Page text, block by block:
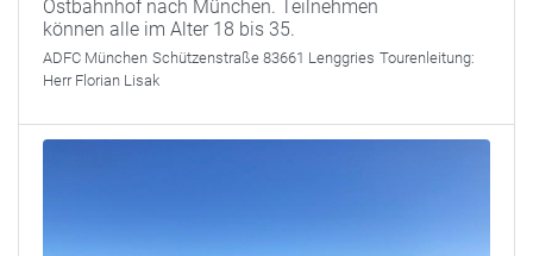
Ostbahnhof nach München. Teilnehmen
können alle im Alter 18 bis 35.
ADFC München Schützenstraße 83661 Lenggries Tourenleitung:
Herr Florian Lisak